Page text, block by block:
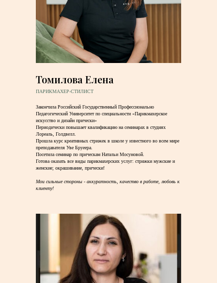
Томилова Елена
ПАРИКМАХЕР-СТИЛИСТ
Закончила Российский Государственный Профессионально
Педагогический Университет по специальности «Парикмахерское
искусство и дизайн прически»
Периодически повышает квалификацию на семинарах в студиях
Лореаль, Голдвелл.
Прошла курс креативных стрижек в школе у известного во всем мире
преподавателя Уве Бруеера.
Посетила семинар по прическам Натальи Мосуновой.
Готова оказать все виды парикмахерских услуг: стрижки мужские и
женские; окрашивание, прически!
Мои сильные стороны - аккуратность, качество в работе, любовь к
клиенту!